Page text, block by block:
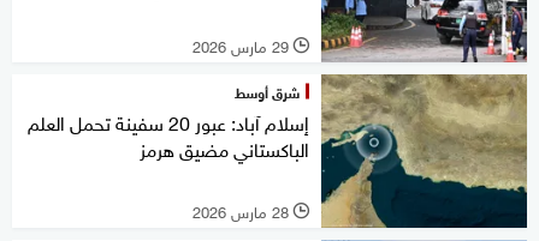
l 29 مارس 2026
شرق أوسط
إسلام آباد: عبور 20 سفينة تحمل العلم
الباكستاني مضيق هرمز
l 28 مارس 2026